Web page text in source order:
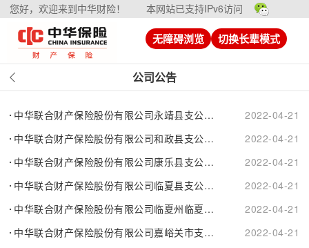
您好，欢迎来到中华财险！ 本网站已支持IPv6访问
无障碍浏览 切换长辈模式
公司公告
中华联合财产保险股份有限公司永靖县支公司换证公告
2022-04-21
中华联合财产保险股份有限公司和政县支公司换证公告
2022-04-21
中华联合财产保险股份有限公司康乐县支公司换证公告
2022-04-21
中华联合财产保险股份有限公司临夏县支公司换证公告
2022-04-21
中华联合财产保险股份有限公司临夏州临夏市支公司换证公告
2022-04-21
中华联合财产保险股份有限公司嘉峪关市支公司换证公告
2022-04-21